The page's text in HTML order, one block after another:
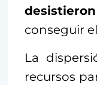
desistieron
conseguir
La
recursos